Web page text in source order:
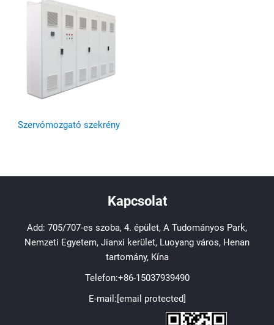
Szervómozgató szekrény
Kapcsolat
Add: 705/707-es szoba, 4. épület, A Tudományos Park,
Nemzeti Egyetem, Jianxi kerület, Luoyang város, Henan
tartomány, Kína
Telefon:+86-15037939490
E-mail:[email protected]